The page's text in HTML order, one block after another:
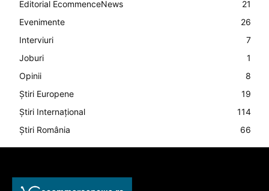
Editorial EcommenceNews
21
Evenimente
26
Interviuri
7
Joburi
1
Opinii
8
Știri Europene
19
Știri Internațional
114
Știri România
66